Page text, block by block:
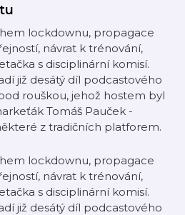
lockdownu, propagace
návrat k trénování,
s disciplinární komisí.
již desátý díl podcastového
rouškou, jehož hostem byl
Tomáš Pauček -
z tradičních platforem.
lockdownu, propagace
návrat k trénování,
s disciplinární komisí.
již desátý díl podcastového